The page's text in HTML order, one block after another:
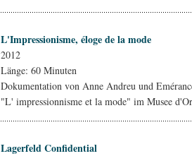
L'Impressionisme, éloge de la mode
2012
Länge: 60 Minuten
Dokumentation von Anne Andreu und
"L' impressionnisme et la mode" im Musee
Lagerfeld Confidential